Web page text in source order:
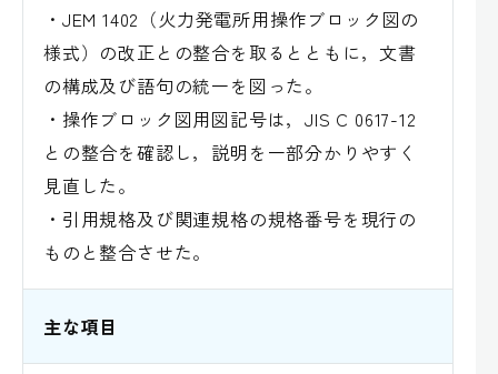
・JEM 1402（火力発電所用操作ブロック図の
様式）の改正との整合を取るとともに，文書
の構成及び語句の統一を図った。
・操作ブロック図用図記号は，JIS C 0617-12
との整合を確認し，説明を一部分かりやすく
見直した。
・引用規格及び関連規格の規格番号を現行の
ものと整合させた。
主な項目